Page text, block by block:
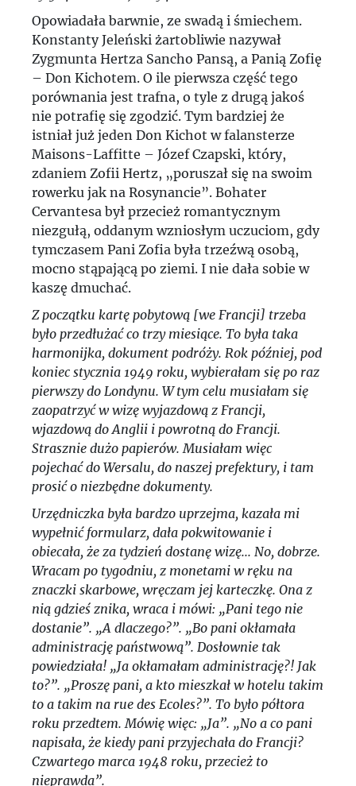
Opowiadała barwnie, ze swadą i śmiechem.
Konstanty Jeleński żartobliwie nazywał
Zygmunta Hertza Sancho Pansą, a Panią Zofię
– Don Kichotem. O ile pierwsza część tego
porównania jest trafna, o tyle z drugą jakoś
nie potrafię się zgodzić. Tym bardziej że
istniał już jeden Don Kichot w falansterze
Maisons-Laffitte – Józef Czapski, który,
zdaniem Zofii Hertz, „poruszał się na swoim
rowerku jak na Rosynancie”. Bohater
Cervantesa był przecież romantycznym
niezgułą, oddanym wzniosłym uczuciom, gdy
tymczasem Pani Zofia była trzeźwą osobą,
mocno stąpającą po ziemi. I nie dała sobie w
kaszę dmuchać.
Z początku kartę pobytową [we Francji] trzeba
było przedłużać co trzy miesiące. To była taka
harmonijka, dokument podróży. Rok później, pod
koniec stycznia 1949 roku, wybierałam się po raz
pierwszy do Londynu. W tym celu musiałam się
zaopatrzyć w wizę wyjazdową z Francji,
wjazdową do Anglii i powrotną do Francji.
Strasznie dużo papierów. Musiałam więc
pojechać do Wersalu, do naszej prefektury, i tam
prosić o niezbędne dokumenty.
Urzędniczka była bardzo uprzejma, kazała mi
wypełnić formularz, dała pokwitowanie i
obiecała, że za tydzień dostanę wizę... No, dobrze.
Wracam po tygodniu, z monetami w ręku na
znaczki skarbowe, wręczam jej karteczkę. Ona z
nią gdzieś znika, wraca i mówi: „Pani tego nie
dostanie”. „A dlaczego?”. „Bo pani okłamała
administrację państwową”. Dosłownie tak
powiedziała! „Ja okłamałam administrację?! Jak
to?”. „Proszę pani, a kto mieszkał w hotelu takim
to a takim na rue des Ecoles?”. To było półtora
roku przedtem. Mówię więc: „Ja”. „No a co pani
napisała, że kiedy pani przyjechała do Francji?
Czwartego marca 1948 roku, przecież to
nieprawda”.